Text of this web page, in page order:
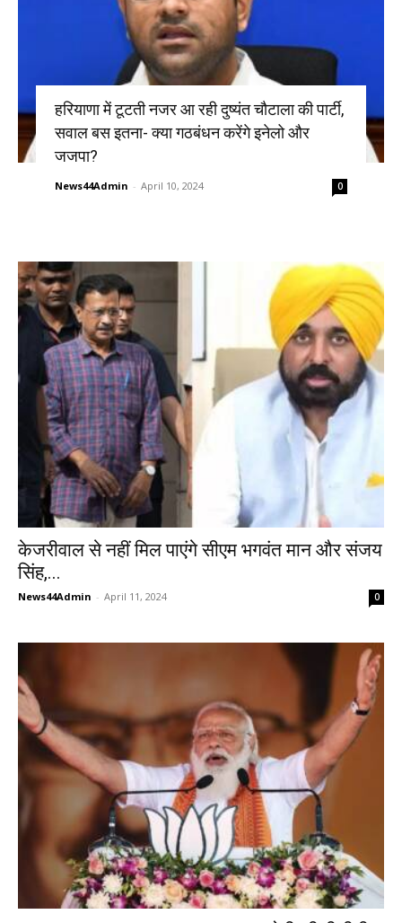
हरियाणा में टूटती नजर आ रही दुष्यंत चौटाला की पार्टी,
सवाल बस इतना- क्या गठबंधन करेंगे इनेलो और
जजपा?
News44Admin - April 10, 2024 0
केजरीवाल से नहीं मिल पाएंगे सीएम भगवंत मान और संजय
सिंह,...
News44Admin - April 11, 2024 0